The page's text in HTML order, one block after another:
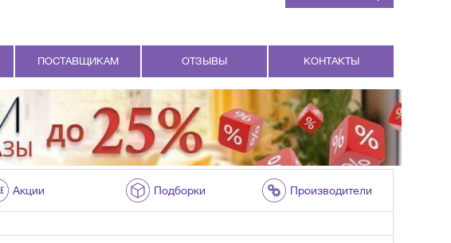
ПОСТАВЩИКАМ ОТЗЫВЫ КОНТАКТЫ
Акции Подборки Производители